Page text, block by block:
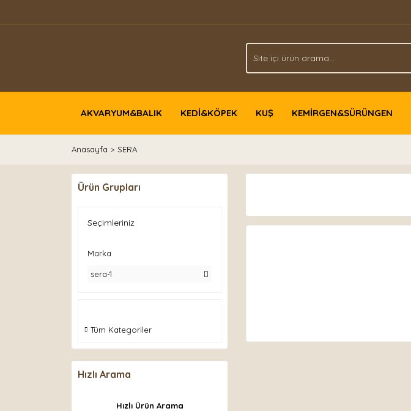
AKVARYUM&BALIK KEDİ&KÖPEK KUŞ KEMİRGEN&SÜRÜNGEN
Anasayfa SERA
Ürün Grupları
Seçimleriniz
Marka
sera-1
Tüm Kategoriler
Hızlı Arama
Hızlı Ürün Arama